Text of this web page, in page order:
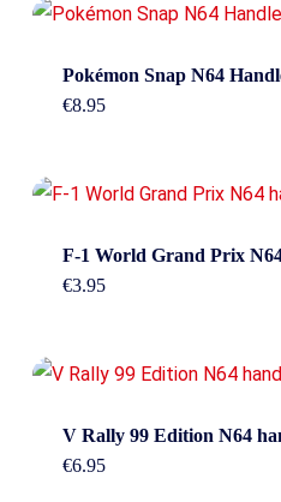
Pokémon Snap N64
€8.95
F-1 World Grand Prix
€3.95
V Rally 99 Edition N64
€6.95